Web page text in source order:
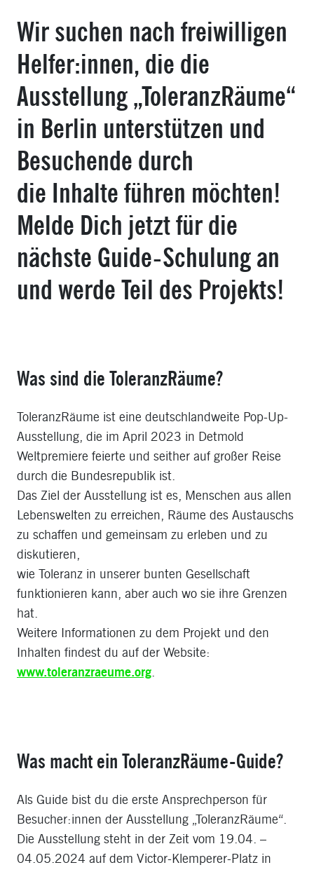
Wir suchen nach freiwilligen
Helfer:innen, die die
Ausstellung „ToleranzRäume“
in Berlin unterstützen und
Besuchende durch
die Inhalte führen möchten!
Melde Dich jetzt für die
nächste Guide-Schulung an
und werde Teil des Projekts!
Was sind die ToleranzRäume?
ToleranzRäume ist eine deutschlandweite Pop-Up-
Ausstellung, die im April 2023 in Detmold
Weltpremiere feierte und seither auf großer Reise
durch die Bundesrepublik ist.
Das Ziel der Ausstellung ist es, Menschen aus allen
Lebenswelten zu erreichen, Räume des Austauschs
zu schaffen und gemeinsam zu erleben und zu
diskutieren,
wie Toleranz in unserer bunten Gesellschaft
funktionieren kann, aber auch wo sie ihre Grenzen
hat.
Weitere Informationen zu dem Projekt und den
Inhalten findest du auf der Website:
www.toleranzraeume.org.
Was macht ein ToleranzRäume-Guide?
Als Guide bist du die erste Ansprechperson für
Besucher:innen der Ausstellung „ToleranzRäume“.
Die Ausstellung steht in der Zeit vom 19.04. –
04.05.2024 auf dem Victor-Klemperer-Platz in